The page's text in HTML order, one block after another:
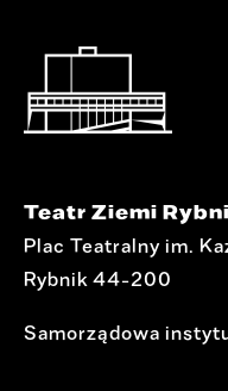
Teatr Ziemi
Plac Teatralny im.
Rybnik 44-200
Samorządowa